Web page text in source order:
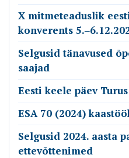
X mitmeteaduslik
konverents
Selgusid tänavused
saajad
Eesti keele päev
ESA 70 (2024)
Selgusid 2024. aasta
ettevõttenimed